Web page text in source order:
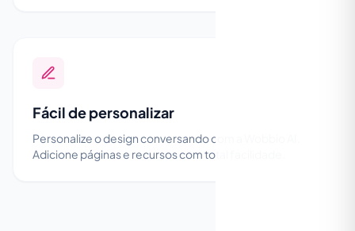
Fácil de personalizar
Personalize o design conversando com a Wobbio AI.
Adicione páginas e recursos com total facilidade.